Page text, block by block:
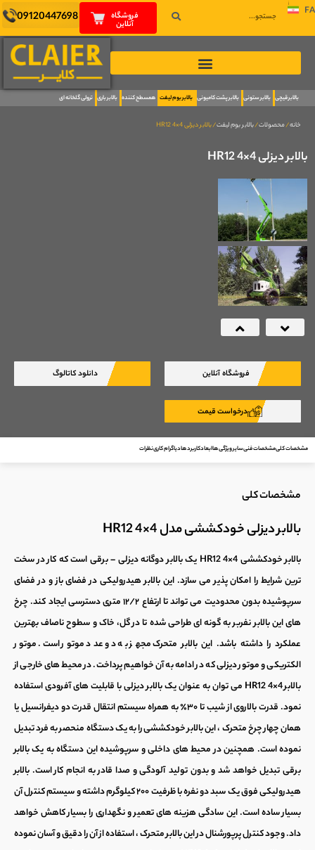
FA فروشگاه
آنلاین 09120447698
بالابر قیچی بالابر ستونی بالابر پشت کامیونی بالابر بوم لیفت همسطح کننده بالابر باری ترولی گلخانه ای
خانه/محصولات/بالابر بوم لیفت/ بالابر دیزلی HR12 4×4
بالابر دیزلی HR12 4×4
Previous
Next
فروشگاه آنلاین دانلود کاتالوگ
درخواست قیمت
مشخصات کلیمشخصات فنیسایر ویژگی هاابعادکاربرد هادیاگرام کارینظرات
مشخصات کلی
بالابر دیزلی خودکششی مدل HR12 4×4
بالابر خودکششی الابر دوگانه دیزلی – برقیاست که کار در سخت
ترین شرایط را امکان پذیر می سازد. اینبالابر هیدرولیکیدر فضای باز و در فضای
سرپوشیده بدون محدودیت می تواند تا ارتفاع ۱۲/۲ متری دسترسی ایجاد کند. چرخ
های اینبالابر نفربربه گونه ای طراحی شده تا در گل، خاک و سطوح ناصاف بهترین
عملکرد را داشته باشد. اینبالابر متحرکمجهز به دو عدد موتور است. موتور
الکتریکی و موتور دیزلی که در ادامه به آن خواهیم پرداخت. در محیط های خارجی از
بالابر HR12 4×4 می توان به عنوان یک
بالابر دیزلیبا قابلیت های آفرودی استفاده
نمود. قدرت بالاروی از شیب تا ۳۰٪ به همراه سیستم انتقال قدرت دو دیفرانسیل یا
همان چهار چرخ متحرک ، این بالابر خودکششی را به یک دستگاه منحصر به فرد تبدیل
نموده است. همچنین در محیط های داخلی و سرپوشیده این دستگاه به یکبالابر
برقیتبدیل خواهد شد و بدون تولید آلودگی و صدا قادر به انجام کار است. بالابر
هیدرولیکی
فوق یک سبد دو نفره با ظرفیت ۲۰۰ کیلوگرم داشته و سیستم کنترل آن
بسیار ساده است. این سادگی هزینه های تعمیر و نگهداری را بسیار کاهش خواهد
داد. وجود کنترل پرپورشنال در اینبالابر متحرک، استفاده از آن را دقیق و آسان نموده